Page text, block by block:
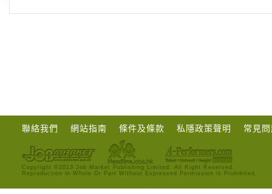
聯絡我們 網站指南 條件及條款 私隱政策聲明 常見
Copyright ©2013 Job Market Publishing Limited. All Right Reserved.
Reproduction in Whole Or Part Without Expressed Permission is Prohibited.